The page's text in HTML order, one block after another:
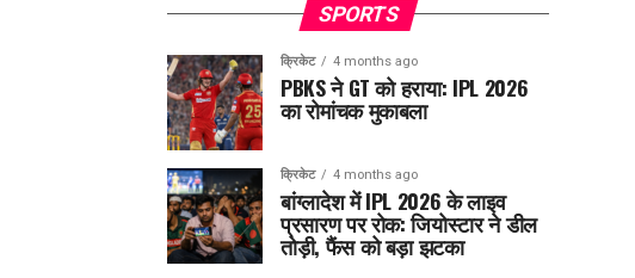
SPORTS
क्रिकेट 4 months ago
PBKS ने GT को हराया: IPL 2026
का रोमांचक मुकाबला
क्रिकेट 4 months ago
बांग्लादेश में IPL 2026 के लाइव
प्रसारण पर रोक: जियोस्टार ने डील
तोड़ी, फैंस को बड़ा झटका